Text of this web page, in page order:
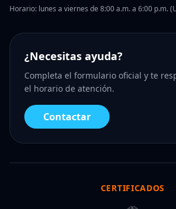
Horario: lunes a viernes de 8:00 a.m. a 6:00 p.m.
¿Necesitas ayuda?
Completa el formulario oficial y te
el horario de atención.
Contactar
CERTIFICADOS